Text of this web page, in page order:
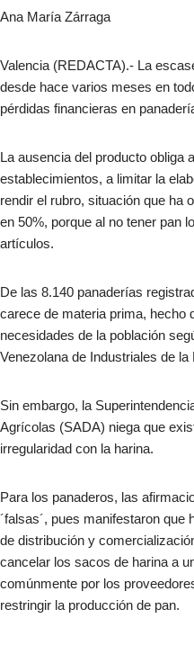
Ana María Zárraga
Valencia (REDACTA).- La
desde hace varios meses en
pérdidas financieras en
La ausencia del producto obliga
establecimientos, a limitar la
rendir el rubro, situación que ha
en 50%, porque al no tener pan
artículos.
De las 8.140 panaderías
carece de materia prima, hecho
necesidades de la población
Venezolana de Industriales de
Sin embargo, la
Agrícolas (SADA) niega que
irregularidad con la harina.
Para los panaderos, las
´falsas´, pues manifestaron
de distribución y
cancelar los sacos de harina a
comúnmente por los
restringir la producción de pan.